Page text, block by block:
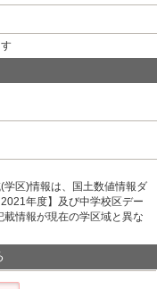
区)情報は、国土数値情報ダ
年度】及び中学校区デー
情報が現在の学区域と異な